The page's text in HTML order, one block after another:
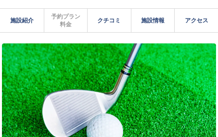
施設紹介
予約プラン
料金
クチコミ 施設情報 アクセス